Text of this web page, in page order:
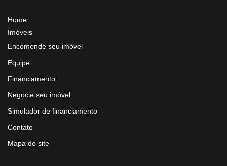
Home
Imóveis
Encomende seu imóvel
Equipe
Financiamento
Negocie seu imóvel
Simulador de financiamento
Contato
Mapa do site